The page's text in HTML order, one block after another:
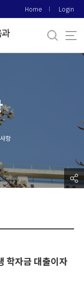
Home Login
항
학자금 대출이자